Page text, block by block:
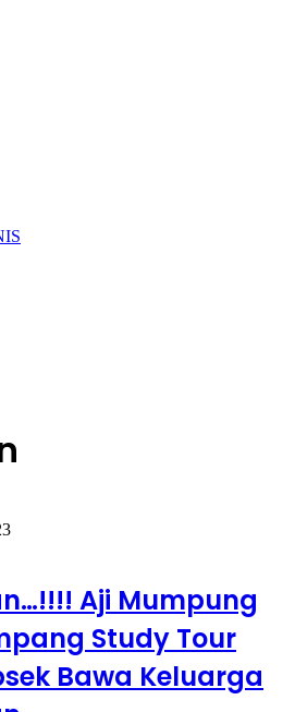
Aji Mumpung
Study Tour
Bawa Keluarga